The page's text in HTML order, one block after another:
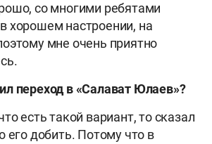
со многими ребятами
хорошем настроении, на
мне очень приятно
переход в «Салават Юлаев»?
есть такой вариант, то сказал
его добить. Потому что в